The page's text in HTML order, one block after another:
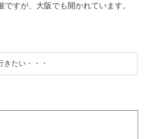
ですが、大阪でも開かれています。
きたい・・・